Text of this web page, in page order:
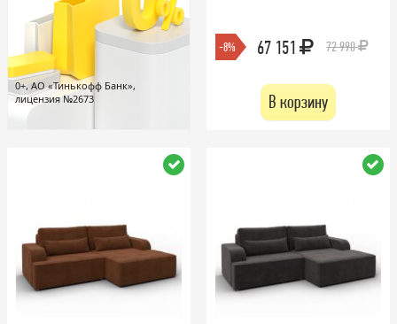
0+, АО «Тинькофф Банк»,
лицензия №2673
-8% 67 151 72 990
В корзину